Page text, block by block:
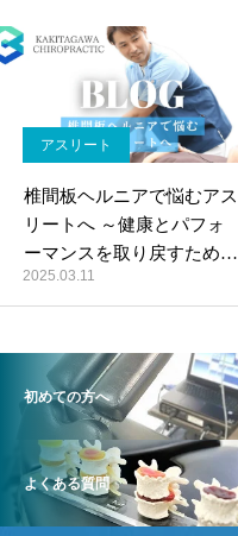
アスリート
椎間板ヘルニアで悩むアス
リートへ ～健康とパフォ
ーマンスを取り戻すための
アドバイス～
2025.03.11
初めての方へ
よくある質問